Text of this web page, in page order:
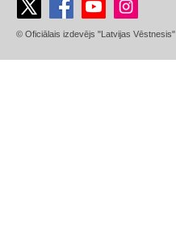
© Oficiālais izdevējs "Latvijas Vēstnesis"